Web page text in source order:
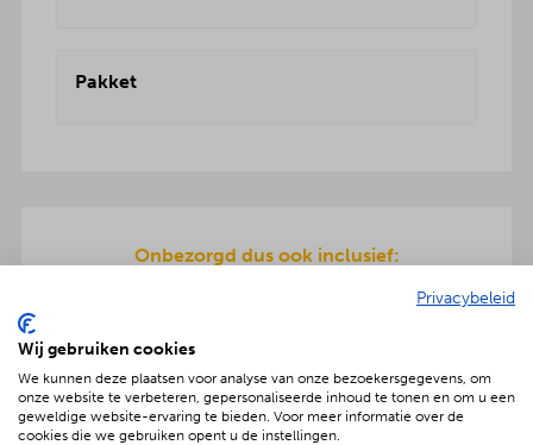
Pakket
Onbezorgd dus ook inclusief:
Een teriyaki-plaat en servies wordt meegeleverd
bezorging en ook de afwas gaat na afloop mee
terug.
Privacybeleid
Wij gebruiken cookies
We kunnen deze plaatsen voor analyse van onze bezoekersgegevens, om
onze website te verbeteren, gepersonaliseerde inhoud te tonen en om u een
geweldige website-ervaring te bieden. Voor meer informatie over de
cookies die we gebruiken opent u de instellingen.